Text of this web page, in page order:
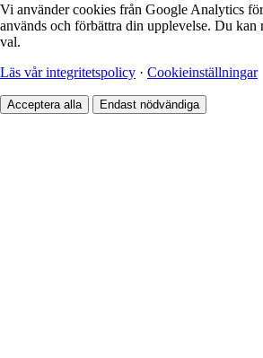
Vi använder cookies från Google Analytics
används och förbättra din upplevelse. Du kan
val.
Läs vår integritetspolicy · Cookieinställningar
Acceptera alla Endast nödvändiga